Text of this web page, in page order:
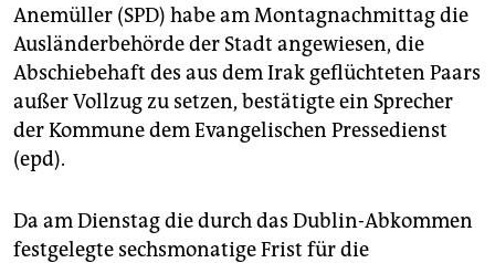
abo
genossenschaft
epaper login
Anemüller (SPD) habe am Montagnachmittag die
Ausländerbehörde der Stadt angewiesen, die
Abschiebehaft des aus dem Irak geflüchteten Paars
außer Vollzug zu setzen, bestätigte ein Sprecher
der Kommune dem Evangelischen Pressedienst
(epd).
Da am Dienstag die durch das Dublin-Abkommen
festgelegte sechsmonatige Frist für die